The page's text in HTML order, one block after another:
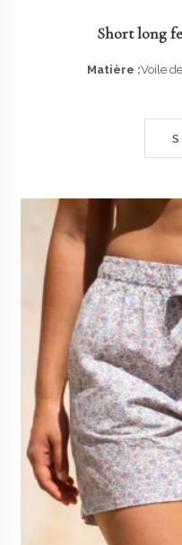
Short long
Matière :Voile
S